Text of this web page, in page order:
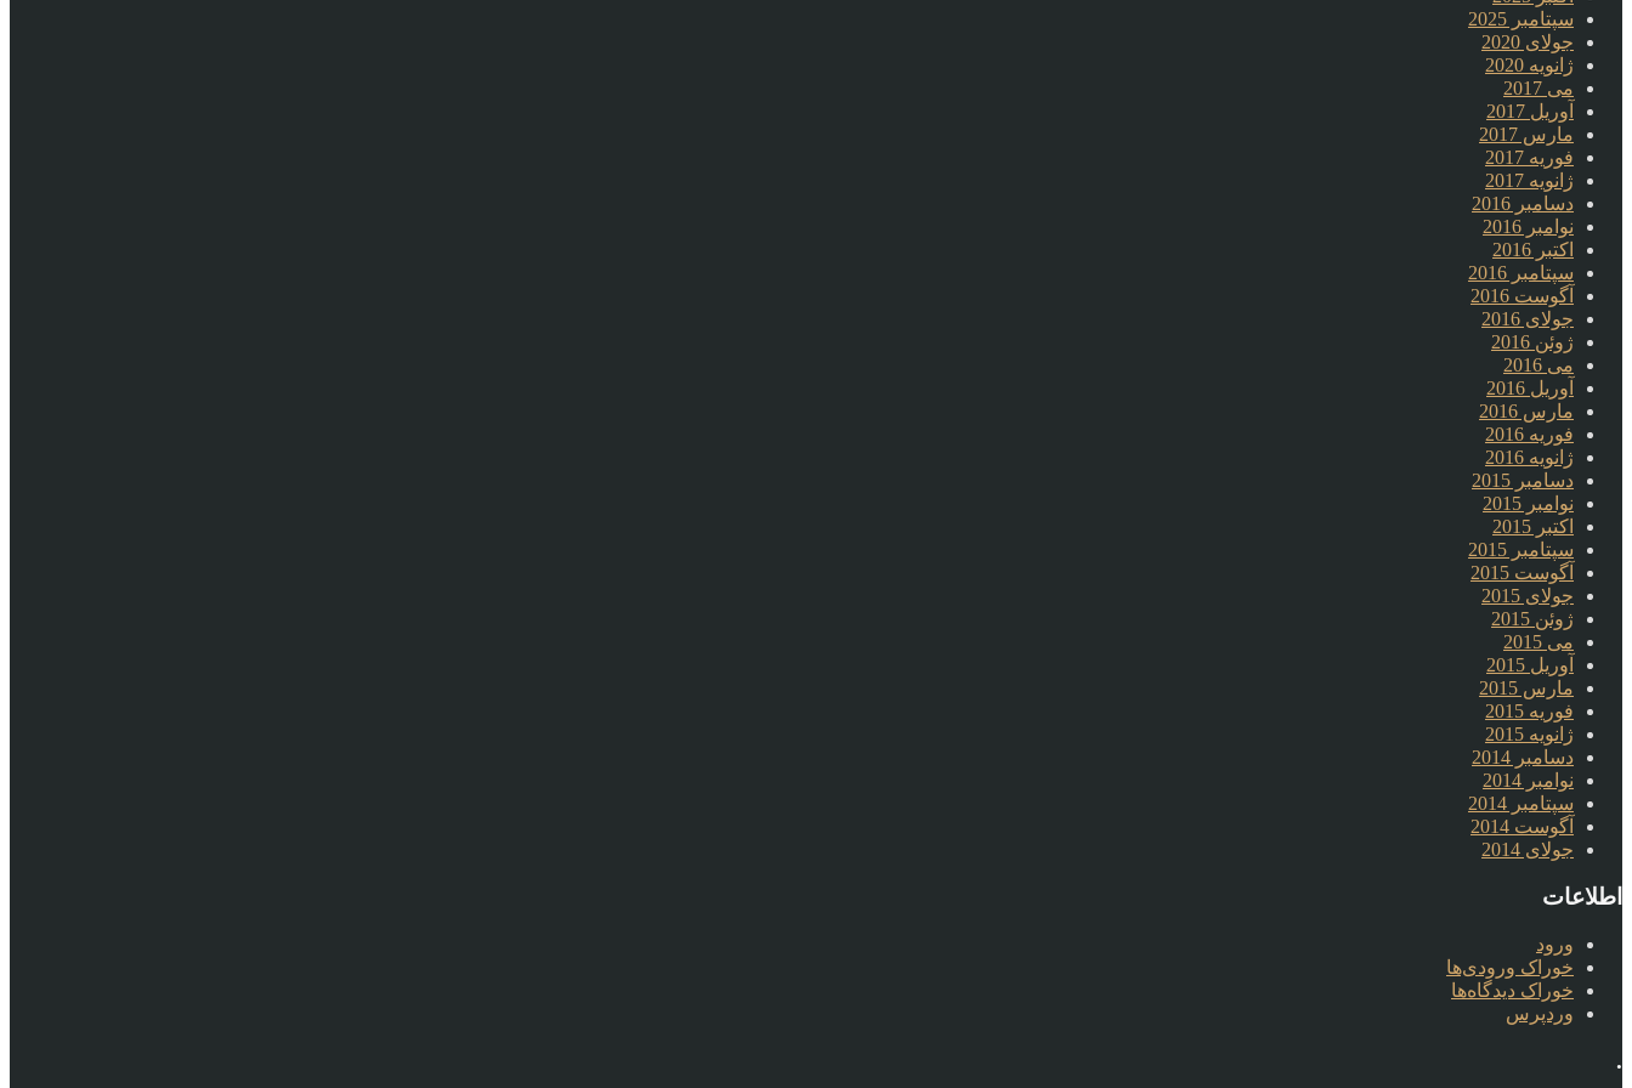
سپتامبر 2025
جولای 2020
ژانویه 2020
می 2017
آوریل 2017
مارس 2017
فوریه 2017
ژانویه 2017
دسامبر 2016
نوامبر 2016
اکتبر 2016
سپتامبر 2016
آگوست 2016
جولای 2016
ژوئن 2016
می 2016
آوریل 2016
مارس 2016
فوریه 2016
ژانویه 2016
دسامبر 2015
نوامبر 2015
اکتبر 2015
سپتامبر 2015
آگوست 2015
جولای 2015
ژوئن 2015
می 2015
آوریل 2015
مارس 2015
فوریه 2015
ژانویه 2015
دسامبر 2014
نوامبر 2014
سپتامبر 2014
آگوست 2014
جولای 2014
اطلاعات
ورود
خوراک ورودی‌ها
خوراک دیدگاه‌ها
وردپرس
.